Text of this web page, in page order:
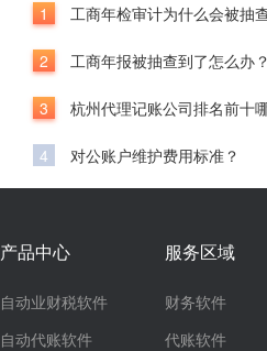
1 工商年检审计为什么会被抽
2 工商年报被抽查到了怎么办？
3 杭州代理记账公司排名前十
4 对公账户维护费用标准？
产品中心
自动业财税软件
自动代账软件
服务区域
财务软件
代账软件